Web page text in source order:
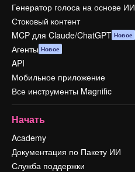
Генератор голоса на основе ИИ
Стоковый контент
MCP для Claude/ChatGPT Новое
Агенты Новое
API
Мобильное приложение
Все инструменты Magnific
Начать
Academy
Документация по Пакету ИИ
Служба поддержки